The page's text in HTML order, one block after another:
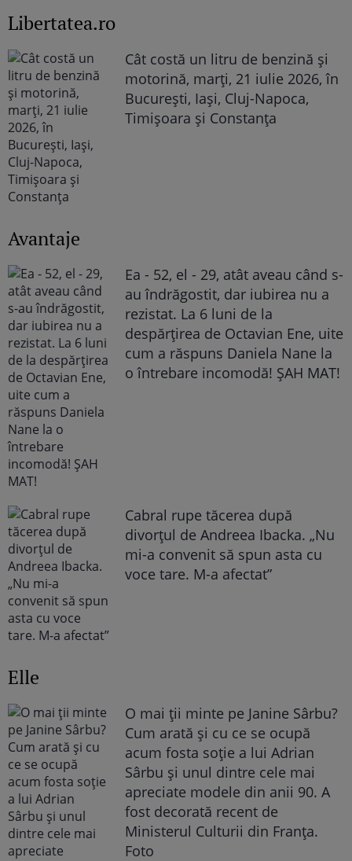
Libertatea.ro
Cât costă un litru de benzină și
motorină, marți, 21 iulie 2026, în
București, Iași, Cluj-Napoca,
Timișoara și Constanța
Avantaje
Ea - 52, el - 29, atât aveau când s-
au îndrăgostit, dar iubirea nu a
rezistat. La 6 luni de la
despărțirea de Octavian Ene, uite
cum a răspuns Daniela Nane la
o întrebare incomodă! ȘAH MAT!
Cabral rupe tăcerea după
divorțul de Andreea Ibacka. „Nu
mi-a convenit să spun asta cu
voce tare. M-a afectat”
Elle
O mai ții minte pe Janine Sârbu?
Cum arată și cu ce se ocupă
acum fosta soție a lui Adrian
Sârbu și unul dintre cele mai
apreciate modele din anii 90. A
fost decorată recent de
Ministerul Culturii din Franța.
Foto